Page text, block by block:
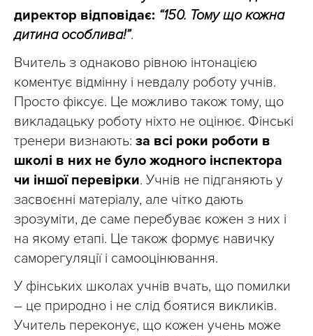
директор відповідає: “150. Тому що кожна
дитина особлива!”.
Вчитель з однаково рівною інтонацією
коментує відмінну і невдалу роботу учнів.
Просто фіксує. Це можливо також тому, що
викладацьку роботу ніхто не оцінює. Фінські
тренери визнають: за всі роки роботи в
школі в них не було жодного інспектора
чи іншої перевірки. Учнів не підганяють у
засвоєнні матеріалу, але чітко дають
зрозуміти, де саме перебуває кожен з них і
на якому етапі. Це також формує навичку
саморегуляції і самооцінювання.
У фінських школах учнів вчать, що помилки
– це природно і не слід боятися викликів.
Учитель переконує, що кожен учень може